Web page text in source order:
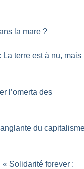
la mare ?
La terre est à nu, mais
l’omerta des
du
« Solidarité forever :